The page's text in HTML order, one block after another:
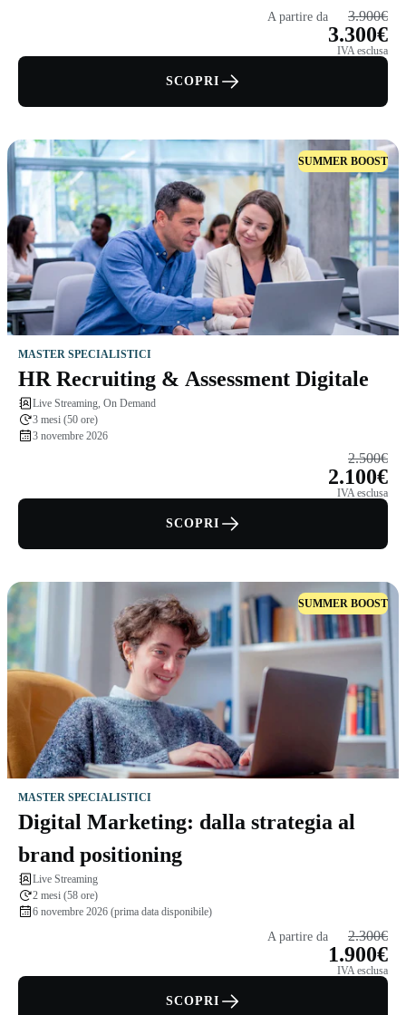
A partire da 3.900€
3.300€
IVA esclusa
SCOPRI
SUMMER BOOST
MASTER SPECIALISTICI
HR Recruiting & Assessment Digitale
Live Streaming, On Demand
3 mesi (50 ore)
3 novembre 2026
2.500€
2.100€
IVA esclusa
SCOPRI
SUMMER BOOST
MASTER SPECIALISTICI
Digital Marketing: dalla strategia al
brand positioning
Live Streaming
2 mesi (58 ore)
6 novembre 2026 (prima data disponibile)
A partire da 2.300€
1.900€
IVA esclusa
SCOPRI